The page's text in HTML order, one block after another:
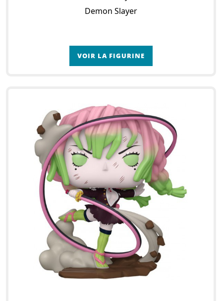
Demon Slayer
VOIR LA FIGURINE